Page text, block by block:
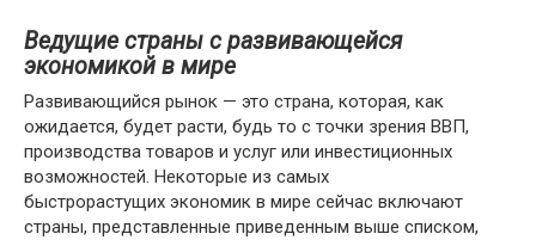
Ведущие страны с развивающейся
экономикой в ​​мире
Развивающийся рынок — это страна, которая, как
ожидается, будет расти, будь то с точки зрения ВВП,
производства товаров и услуг или инвестиционных
возможностей. Некоторые из самых
быстрорастущих экономик в мире сейчас включают
страны, представленные приведенным выше списком,